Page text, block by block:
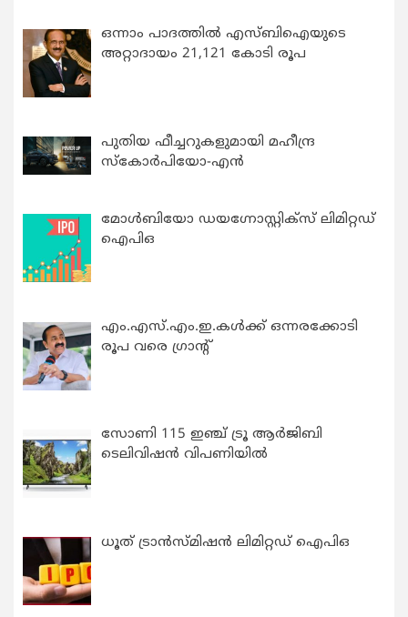
ഒന്നാം പാദത്തിൽ എസ്ബിഐയുടെ
അറ്റാദായം 21,121 കോടി രൂപ
പുതിയ ഫീച്ചറുകളുമായി മഹീന്ദ്ര
സ്കോർപിയോ-എൻ
മോൾബിയോ ഡയഗ്നോസ്റ്റിക്സ് ലിമിറ്റഡ്
ഐപിഒ
എം.എസ്.എം.ഇ.കൾക്ക് ഒന്നരക്കോടി
രൂപ വരെ ഗ്രാന്റ്
സോണി 115 ഇഞ്ച് ട്രൂ ആർജിബി
ടെലിവിഷൻ വിപണിയിൽ
ധൂത് ട്രാൻസ്മിഷൻ ലിമിറ്റഡ് ഐപിഒ